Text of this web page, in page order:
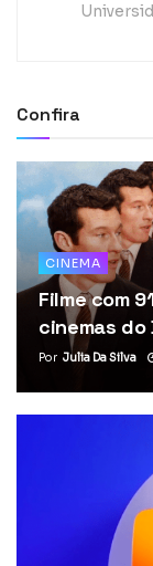
Confira
CINEMA
Filme com
cinemas do
Por Julia Da Silva